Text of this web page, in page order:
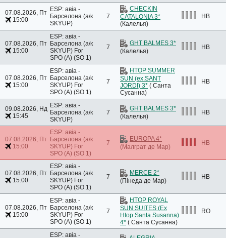
07.08.2026, Пт
15:00
ESP: авіа -
Барселона (а/к
SKYUP)
7
CHECKIN
CATALONIA 3*
(Калелья)
HB
07.08.2026, Пт
15:00
ESP: авіа -
Барселона (а/к
SKYUP) For
SPO (A) (SO 1)
7
GHT BALMES 3*
(Калелья)
HB
07.08.2026, Пт
15:00
ESP: авіа -
Барселона (а/к
SKYUP) For
SPO (A) (SO 1)
7
HTOP SUMMER
SUN (ex.SANT
JORDI) 3* ( Санта
Сусанна)
HB
09.08.2026, Нд
15:45
ESP: авіа -
Барселона (а/к
SKYUP)
7
GHT BALMES 3*
(Калелья)
HB
07.08.2026, Пт
15:00
ESP: авіа -
Барселона (а/к
SKYUP) For
SPO (A) (SO 1)
7
EUROPA 4*
(Малграт де Мар)
HB
07.08.2026, Пт
15:00
ESP: авіа -
Барселона (а/к
SKYUP) For
SPO (A) (SO 1)
7
MERCE 2*
(Пінеда де Мар)
HB
07.08.2026, Пт
15:00
ESP: авіа -
Барселона (а/к
SKYUP) For
SPO (A) (SO 1)
7
HTOP ROYAL
SUN SUITES (Ex
Htop Santa Susanna)
4* ( Санта Сусанна)
RO
ESP: авіа -